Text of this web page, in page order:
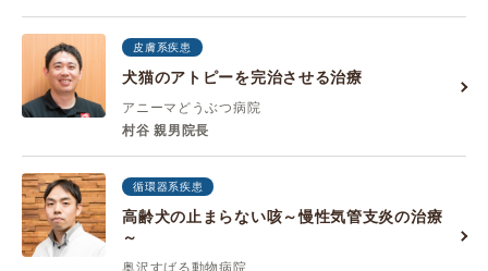
皮膚系疾患
犬猫のアトピーを完治させる治療
アニーマどうぶつ病院
村谷 親男院長
循環器系疾患
高齢犬の止まらない咳～慢性気管支炎の治療
～
奥沢すばる動物病院